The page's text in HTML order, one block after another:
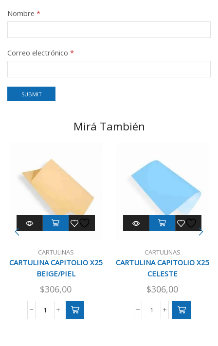
Nombre *
Correo electrónico *
Mirá También
CARTULINAS
CARTULINA CAPITOLIO X25
BEIGE/PIEL
$306,00
CARTULINA
CARTULINAS
CARTULINA CAPITOLIO X25
CELESTE
$306,00
CARTULINA